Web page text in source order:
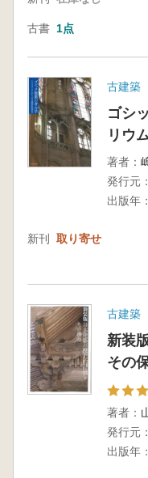
古書 1点
古建築
ゴシ
リウ
著者：
発行元：
出版年：
新刊 取り寄せ
古建築
新装
その
著者：
発行元：
出版年：